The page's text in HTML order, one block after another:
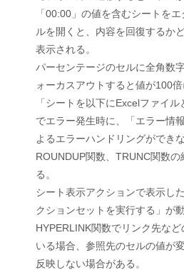
「00:00」の値を含むシートを
ルを開くと、内容を回復するか
表示される。
パーセンテージのセルに全角数
ォーカスアウトすると値が100倍
「シートを以下にExcelファイ
でエラー発生時に、「エラー情
よるエラーハンドリングができな
ROUNDUP関数、TRUNC関数
る。
シート表示アクションで表示し
クションセットを実行する」が
HYPERLINK関数でリンク先な
いる場合、参照先のセルの値が
反映しない場合がある。